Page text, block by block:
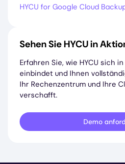
HYCU for Google Cloud
Sehen Sie HYCU in
Erfahren Sie, wie HYCU sich
einbindet und Ihnen
Ihr Rechenzentrum und Ihre
verschafft.
Demo